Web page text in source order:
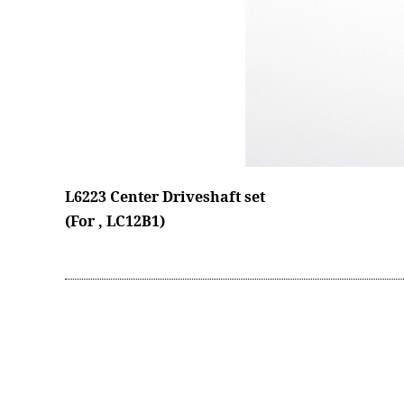
L6223 Center Driveshaft set
(For , LC12B1)